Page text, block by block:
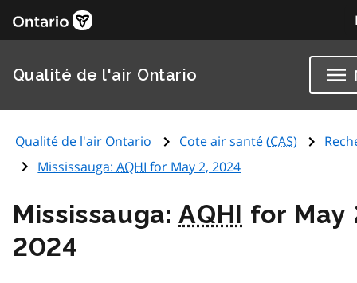
Qualité de l'air Ontario
Qualité de l'air Ontario Cote air santé (CAS)
Mississauga:AQHI for May 2, 2024
Mississauga:AQHI for May
2024